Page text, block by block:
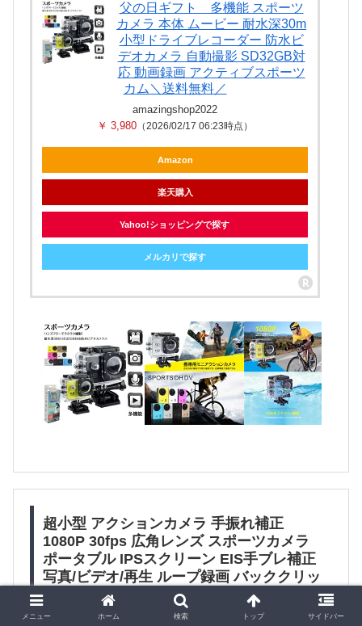
父の日ギフト 多機能 スポーツ
カメラ 本体 ムービー 耐水深30m
小型ドライブレコーダー 防水ビ
デオカメラ 自動撮影 SD32GB対
応 動画録画 アクティブスポーツ
カム＼送料無料／
amazingshop2022
￥ 3,980 （2026/02/17 06:23時点）
Amazon
楽天購入
Yahoo!ショッピングで探す
メルカリで探す
超小型 アクションカメラ 手振れ補正
1080P 30fps 広角レンズ スポーツカメラ
ポータブル IPSスクリーン EIS手ブレ補正
写真/ビデオ/再生 ループ録画 バッククリッ
プ付属
メニュー ホーム 検索 トップ サイドバー